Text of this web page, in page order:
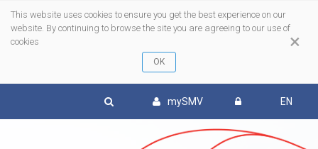
×
This website uses cookies to ensure you get the best experience on our
website. By continuing to browse the site you are agreeing to our use of
cookies
mySMV EN